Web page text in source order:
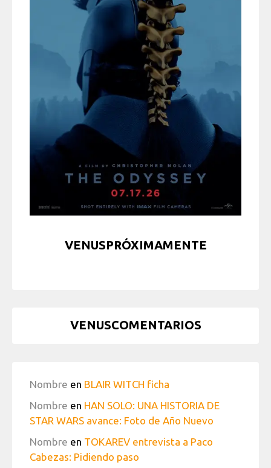
VENUSPRÓXIMAMENTE
VENUSCOMENTARIOS
Nombre en BLAIR WITCH ficha
Nombre en HAN SOLO: UNA HISTORIA DE
STAR WARS avance: Foto de Año Nuevo
Nombre en TOKAREV entrevista a Paco
Cabezas: Pidiendo paso